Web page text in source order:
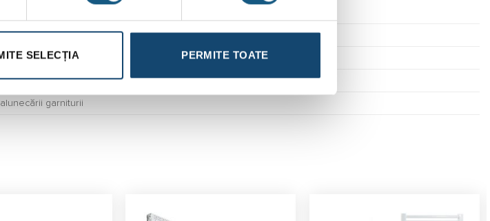
SELECȚIA PERMITE TOATE
garniturii